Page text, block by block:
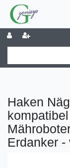
Haken
Erdanker -